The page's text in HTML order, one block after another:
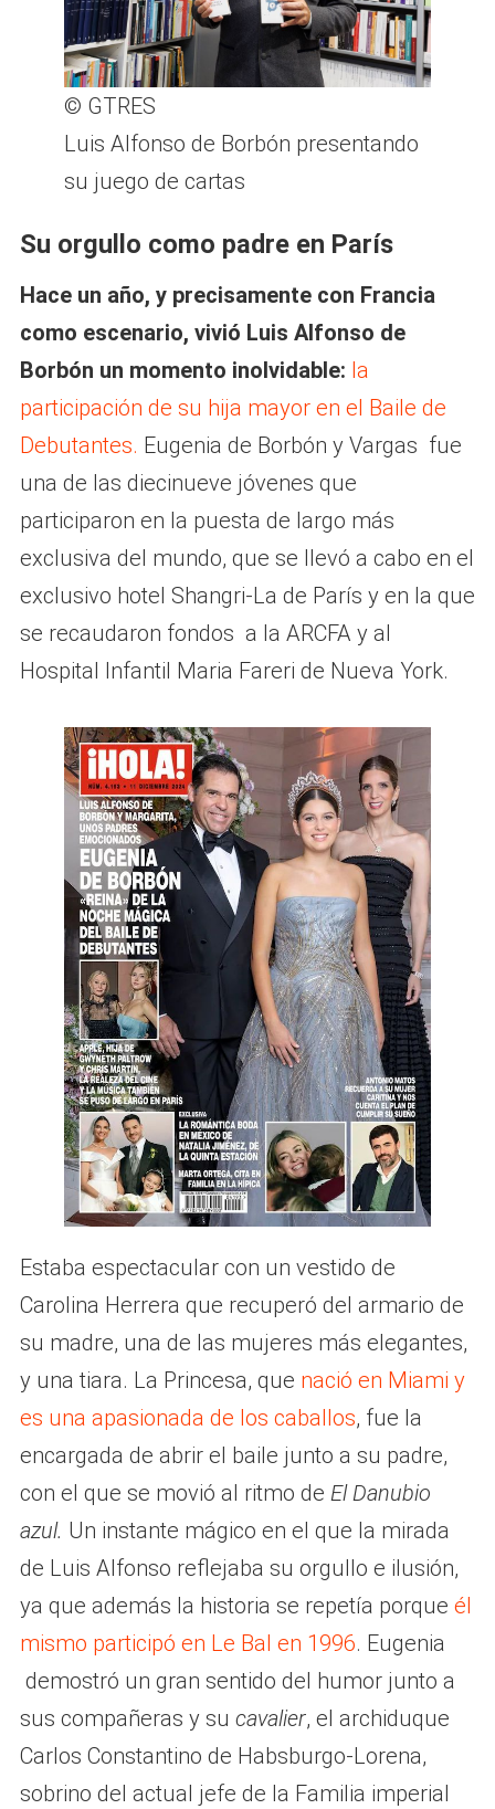
© GTRES
Luis Alfonso de Borbón presentando
su juego de cartas
Su orgullo como padre en París
Hace un año, y precisamente con Francia
como escenario, vivió Luis Alfonso de
Borbón un momento inolvidable: la
participación de su hija mayor en el Baile de
Debutantes. Eugenia de Borbón y Vargas fue
una de las diecinueve jóvenes que
participaron en la puesta de largo más
exclusiva del mundo, que se llevó a cabo en el
exclusivo hotel Shangri-La de París y en la que
se recaudaron fondos a la ARCFA y al
Hospital Infantil Maria Fareri de Nueva York.
Estaba espectacular con un vestido de
Carolina Herrera que recuperó del armario de
su madre, una de las mujeres más elegantes,
y una tiara. La Princesa, que nació en Miami y
es una apasionada de los caballos, fue la
encargada de abrir el baile junto a su padre,
con el que se movió al ritmo de El Danubio
azul. Un instante mágico en el que la mirada
de Luis Alfonso reflejaba su orgullo e ilusión,
ya que además la historia se repetía porque él
mismo participó en Le Bal en 1996. Eugenia
demostró un gran sentido del humor junto a
sus compañeras y su cavalier, el archiduque
Carlos Constantino de Habsburgo-Lorena,
sobrino del actual jefe de la Familia imperial